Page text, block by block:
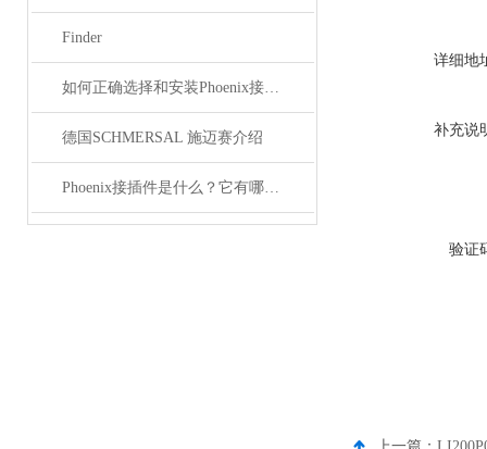
Finder
如何正确选择和安装Phoenix接插件以确保其性能？
德国SCHMERSAL 施迈赛介绍
Phoenix接插件是什么？它有哪些应用？
详细地
补充说
验证